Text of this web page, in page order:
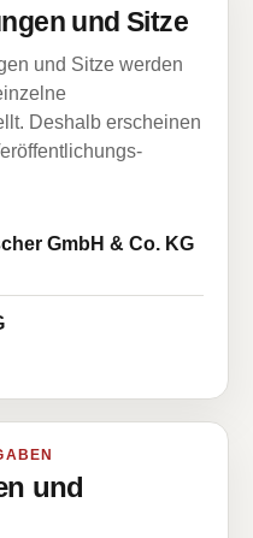
und Sitze
und Sitze werden
Deshalb erscheinen
GmbH & Co. KG
und